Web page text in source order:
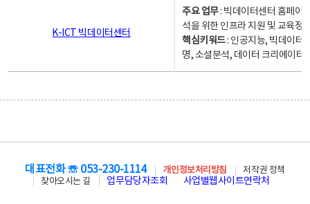
K-ICT 빅데이터센터
주요 업무: 빅데이터센터 홈페이
석을 위한 인프라 지원 및 교육정
핵심키워드: 인공지능, 빅데이터,
명, 소셜분석, 데이터 크리에이터
대표전화 ☏ 053-230-1114 개인정보처리방침
저작권 정책
찾아오시는 길
업무담당자조회 사업별웹사이트연락처